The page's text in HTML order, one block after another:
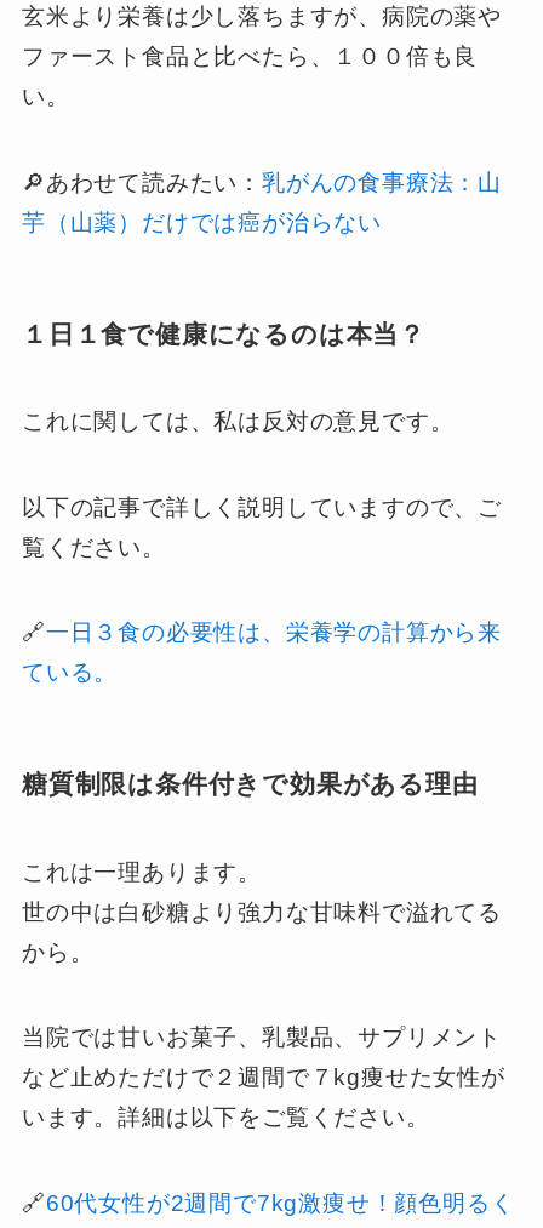
玄米より栄養は少し落ちますが、病院の薬や
ファースト食品と比べたら、１００倍も良
い。
🔎あわせて読みたい： 乳がんの食事療法：山
芋（山薬）だけでは癌が治らない
１日１食で健康になるのは本当？
これに関しては、私は反対の意見です。
以下の記事で詳しく説明していますので、ご
覧ください。
🔗一日３食の必要性は、栄養学の計算から来
ている。
糖質制限は条件付きで効果がある理由
これは一理あります。
世の中は白砂糖より強力な甘味料で溢れてる
から。
当院では甘いお菓子、乳製品、サプリメント
など止めただけで２週間で７kg痩せた女性が
います。詳細は以下をご覧ください。
🔗60代女性が2週間で7kg激痩せ！顔色明るく